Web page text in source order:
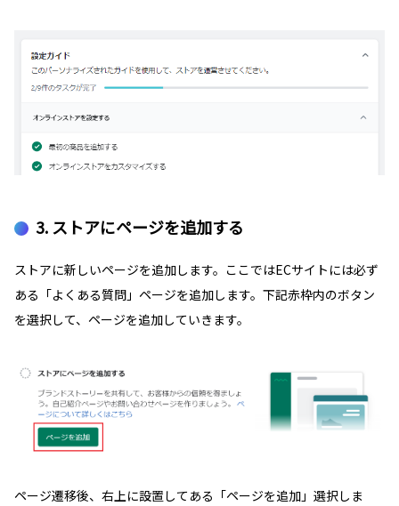
3. ストアにページを追加する
ストアに新しいページを追加します。ここではECサイトには必ず
ある「よくある質問」ページを追加します。下記赤枠内のボタン
を選択して、ページを追加していきます。
ページ遷移後、右上に設置してある「ページを追加」選択しま